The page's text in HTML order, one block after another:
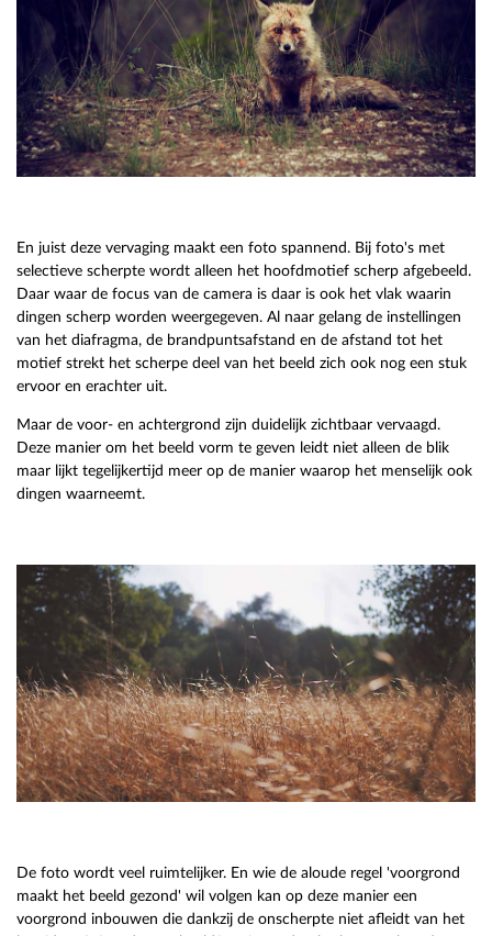
En juist deze vervaging maakt een foto spannend. Bij foto's met
selectieve scherpte wordt alleen het hoofdmotief scherp afgebeeld.
Daar waar de focus van de camera is daar is ook het vlak waarin
dingen scherp worden weergegeven. Al naar gelang de instellingen
van het diafragma, de brandpuntsafstand en de afstand tot het
motief strekt het scherpe deel van het beeld zich ook nog een stuk
ervoor en erachter uit.
Maar de voor- en achtergrond zijn duidelijk zichtbaar vervaagd.
Deze manier om het beeld vorm te geven leidt niet alleen de blik
maar lijkt tegelijkertijd meer op de manier waarop het menselijk ook
dingen waarneemt.
De foto wordt veel ruimtelijker. En wie de aloude regel 'voorgrond
maakt het beeld gezond' wil volgen kan op deze manier een
voorgrond inbouwen die dankzij de onscherpte niet afleidt van het